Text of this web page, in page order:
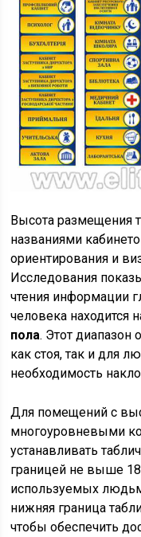
Высота размещения
названиями
ориентирования и
Исследования
чтения информации
человека находится
пола. Этот диапазон
как стоя, так и для
необходимость
Для помещений с
многоуровневыми
устанавливать
границей не выше
используемых
нижняя граница
чтобы обеспечить